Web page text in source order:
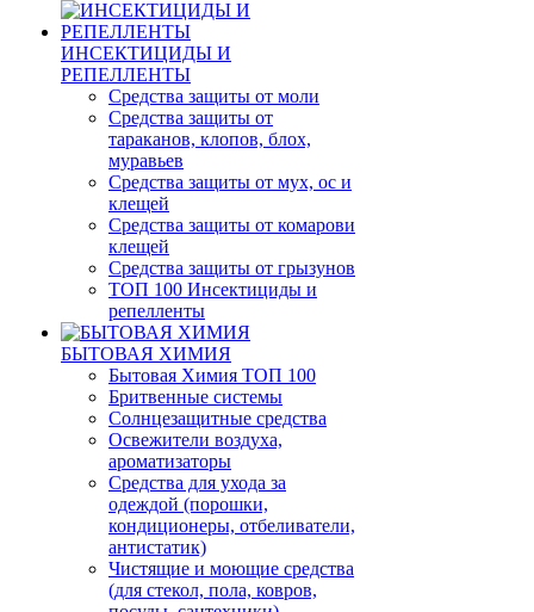
ИНСЕКТИЦИДЫ И
РЕПЕЛЛЕНТЫ
Средства защиты от моли
Средства защиты от
тараканов, клопов, блох,
муравьев
Средства защиты от мух, ос и
клещей
Средства защиты от комарови
клещей
Средства защиты от грызунов
ТОП 100 Инсектициды и
репелленты
БЫТОВАЯ ХИМИЯ
Бытовая Химия ТОП 100
Бритвенные системы
Солнцезащитные средства
Освежители воздуха,
ароматизаторы
Средства для ухода за
одеждой (порошки,
кондиционеры, отбеливатели,
антистатик)
Чистящие и моющие средства
(для стекол, пола, ковров,